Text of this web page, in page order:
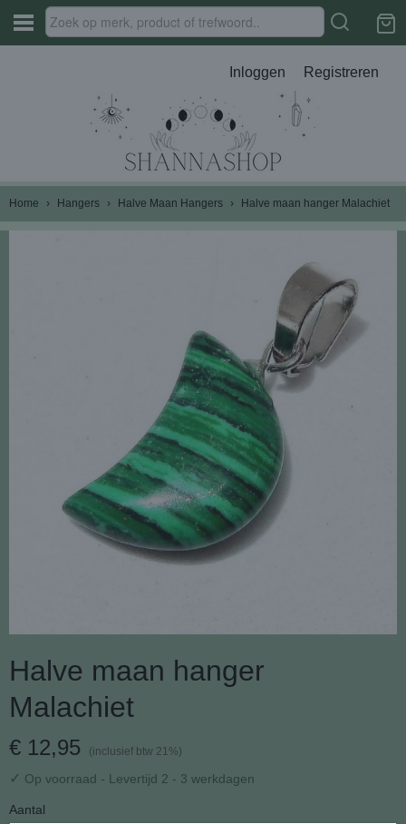
Inloggen Registreren
Home › Hangers › Halve Maan Hangers › Halve maan hanger Malachiet
Halve maan hanger
Malachiet
€ 12,95 (inclusief btw 21%)
✓ Op voorraad - Levertijd 2 - 3 werkdagen
Aantal